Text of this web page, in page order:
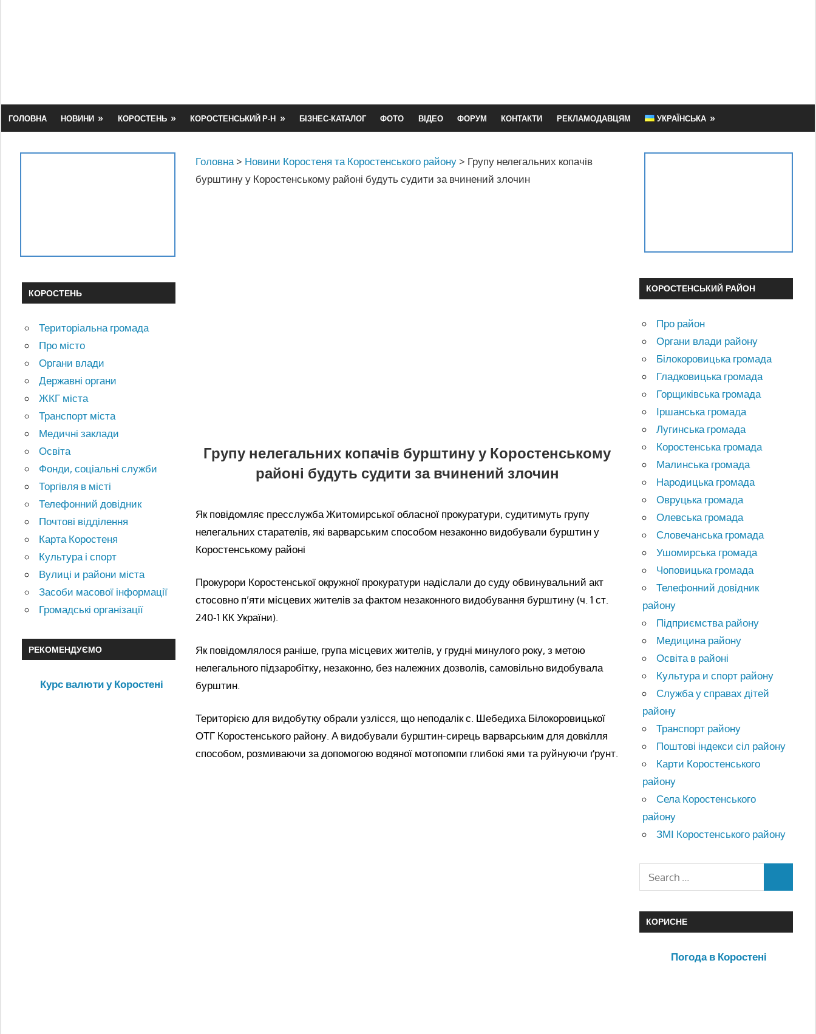
ГОЛОВНА НОВИНИ КОРОСТЕНЬ КОРОСТЕНСЬКИЙ Р-Н БІЗНЕС-КАТАЛОГ ФОТО ВІДЕО ФОРУМ КОНТАКТИ РЕКЛАМОДАВЦЯМ УКРАЇНСЬКА
Головна > Новини Коростеня та Коростенського району > Групу нелегальних копачів
бурштину у Коростенському районі будуть судити за вчинений злочин
Групу нелегальних копачів бурштину у Коростенському
районі будуть судити за вчинений злочин
Як повідомляє пресслужба Житомирської обласної прокуратури, судитимуть групу
нелегальних старателів, які варварським способом незаконно видобували бурштин у
Коростенському районі
Прокурори Коростенської окружної прокуратури надіслали до суду обвинувальний акт
стосовно п’яти місцевих жителів за фактом незаконного видобування бурштину (ч. 1 ст.
240-1 КК України).
Як повідомлялося раніше, група місцевих жителів, у грудні минулого року, з метою
нелегального підзаробітку, незаконно, без належних дозволів, самовільно видобувала
бурштин.
Територією для видобутку обрали узлісся, що неподалік с. Шебедиха Білокоровицької
ОТГ Коростенського району. А видобували бурштин-сирець варварським для довкілля
способом, розмиваючи за допомогою водяної мотопомпи глибокі ями та руйнуючи ґрунт.
КОРОСТЕНЬ
Територіальна громада
Про місто
Органи влади
Державні органи
ЖКГ міста
Транспорт міста
Медичні заклади
Освіта
Фонди, соціальні служби
Торгівля в місті
Телефонний довідник
Почтові відділення
Карта Коростеня
Культура і спорт
Вулиці и райони міста
Засоби масової інформації
Громадські організації
РЕКОМЕНДУЄМО
Курс валюти у Коростені
КОРОСТЕНСЬКИЙ РАЙОН
Про район
Органи влади району
Білокоровицька громада
Гладковицька громада
Горщиківська громада
Іршанська громада
Лугинська громада
Коростенська громада
Малинська громада
Народицька громада
Овруцька громада
Олевська громада
Словечанська громада
Ушомирська громада
Чоповицька громада
Телефонний довідник
району
Підприємства району
Медицина району
Освіта в районі
Культура и спорт району
Служба у справах дітей
району
Транспорт району
Поштові індекси сіл району
Карти Коростенського
району
Села Коростенського
району
ЗМІ Коростенського району
КОРИСНЕ
Погода в Коростені